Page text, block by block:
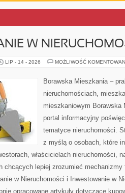
W
LIP - 14 - 2026 MOŻLIWOŚĆ
Borawska Mieszkania –
nieruchomościach,
mieszkaniowym Borawska
portal informacyjny
tematyce nieruchomości.
z myślą o osobach, które
właścicielach nieruchomości,
chcących lepiej zrozumieć mechanizmy
w Nieruchomości i Inwestowanie w
opracowane artykuły dotyczące